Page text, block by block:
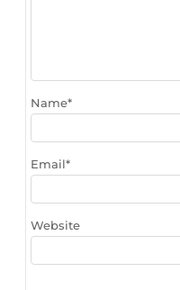
Name*
Email*
Website